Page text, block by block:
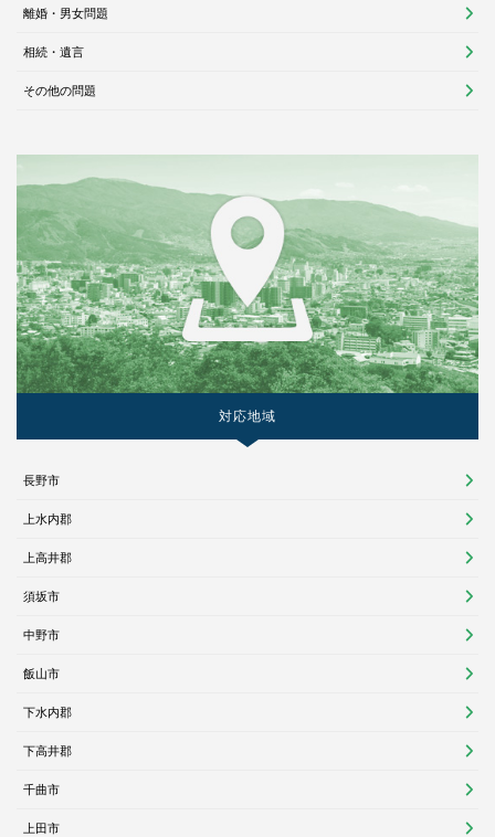
離婚・男女問題
相続・遺言
その他の問題
対応地域
長野市
上水内郡
上高井郡
須坂市
中野市
飯山市
下水内郡
下高井郡
千曲市
上田市